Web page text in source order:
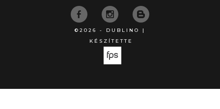
©2026 - DUBLINO |
KÉSZÍTETTE